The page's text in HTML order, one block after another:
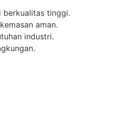
berkualitas tinggi.
aman.
industri.